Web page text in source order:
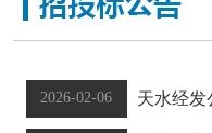
2026-02-06 天水经发